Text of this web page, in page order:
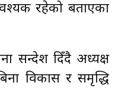
रहेको बताएका
सन्देश दिँदै अध्यक्ष
विकास र समृद्धि